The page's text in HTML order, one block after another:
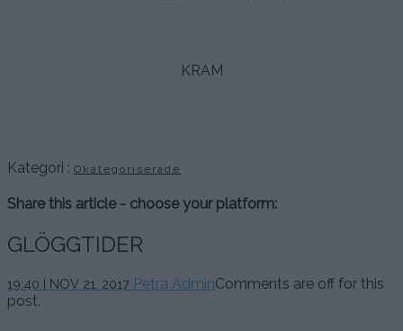
KRAM
Kategori : Okategoriserade
Share this article - choose your platform:
GLÖGGTIDER
19:40 | NOV 21. 2017 Petra AdminComments are off for this
post.